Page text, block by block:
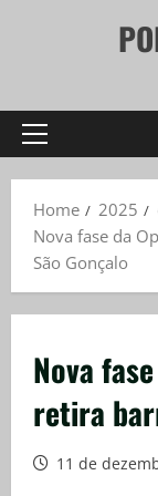
Primary
Home
2025
Nova fase da
São Gonçalo
Nova
retira
11 de